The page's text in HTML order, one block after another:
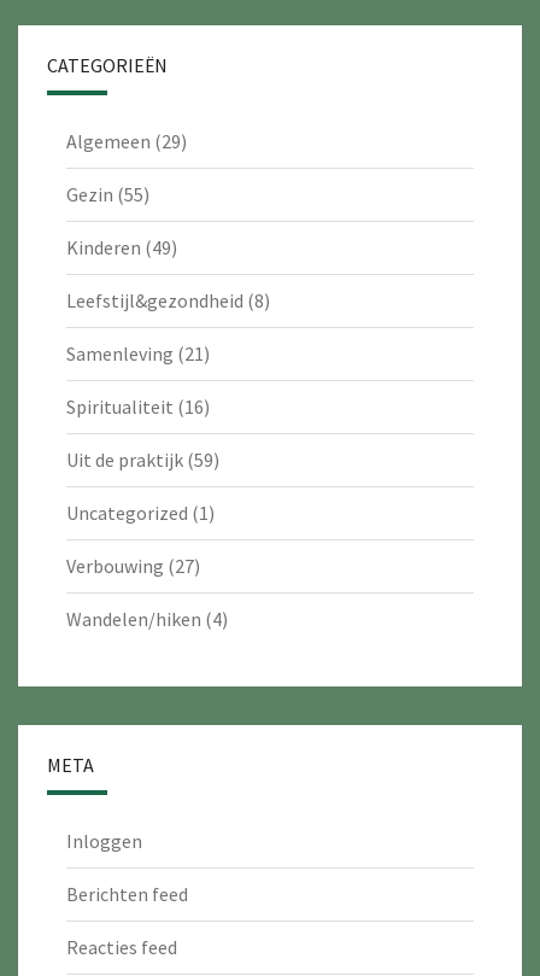
CATEGORIEËN
Algemeen (29)
Gezin (55)
Kinderen (49)
Leefstijl&gezondheid (8)
Samenleving (21)
Spiritualiteit (16)
Uit de praktijk (59)
Uncategorized (1)
Verbouwing (27)
Wandelen/hiken (4)
META
Inloggen
Berichten feed
Reacties feed